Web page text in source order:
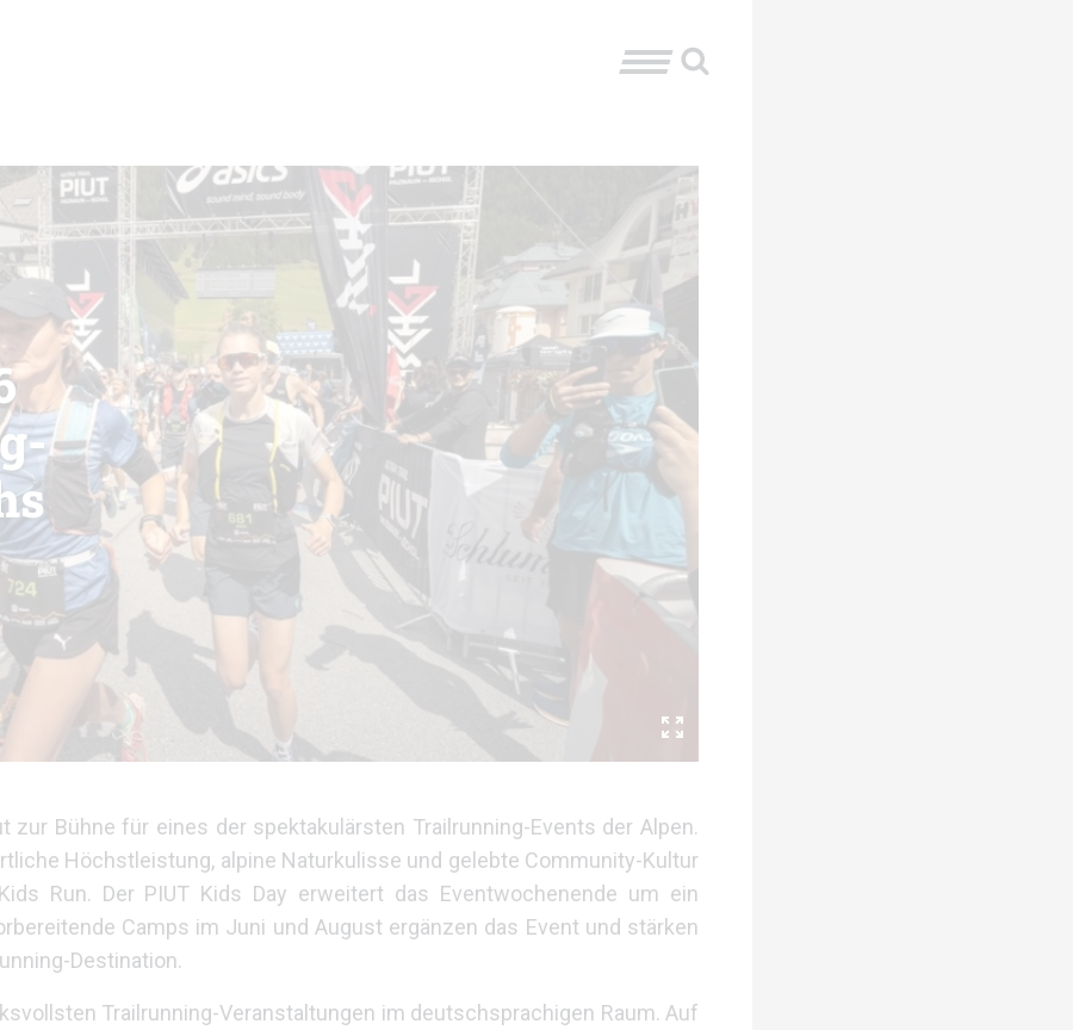
Bühne für eines der spektakulärsten Trailrunning-Events der Alpen.
Höchstleistung, alpine Naturkulisse und gelebte Community-Kultur
Run. Der PIUT Kids Day erweitert das Eventwochenende um ein
Camps im Juni und August ergänzen das Event und stärken
Destination.
Trailrunning-Veranstaltungen im deutschsprachigen Raum. Auf